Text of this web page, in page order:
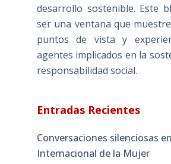
desarrollo sostenible. Este
ser una ventana que
puntos de vista y
agentes implicados en la
responsabilidad social.
Entradas Recientes
Conversaciones silenciosas
Internacional de la Mujer